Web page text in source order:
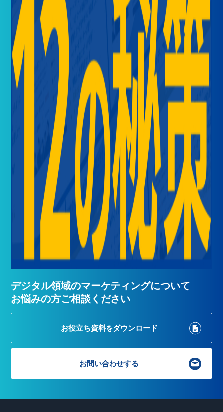
デジタル領域のマーケティングについて
お悩みの方ご相談ください
お役立ち資料をダウンロード
お問い合わせする